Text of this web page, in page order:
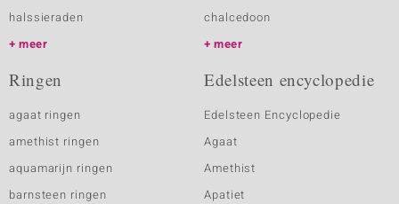
halssieraden
meer
chalcedoon
meer
Ringen
agaat ringen
amethist ringen
aquamarijn ringen
barnsteen ringen
Edelsteen encyclopedie
Edelsteen Encyclopedie
Agaat
Amethist
Apatiet